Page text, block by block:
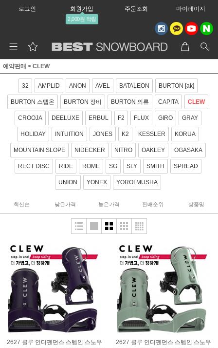
로그인 회원가입
2,000원 적립
주문조회 마이페이지
예약판매 > CLEW
32 AMPLID ANON AVEL BATALEON BURTON [ak]
BURTON 스텝온 BURTON 장비 BURTON 의류 CAPITA CLEW
CROOJA DEELUXE ERBUL F2 FLUX GIRO GRAY
HOLIDAY INTUITION JONES K2 KESSLER KORUA
MOUNTAIN SLOPE NIDECKER NITRO OAKLEY OGASAKA
RECT DISC RIDE ROME SG SLY SMITH SPREAD
UNION YONEX YOROI MUSHA
최신순 낮은가격 높은가격 판매순위 상품명
2627 클루 인디펜던스 스텝인 스노우
2627 클루 인디펜던스 스텝인 스노우